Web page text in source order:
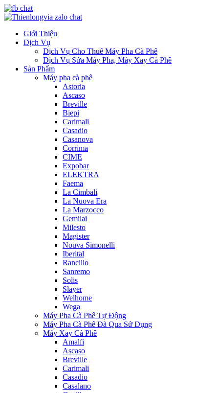
Giới Thiệu
Dịch Vụ
Dịch Vụ Cho Thuê Máy Pha Cà Phê
Dịch Vụ Sửa Máy Pha, Máy Xay Cà Phê
Sản Phẩm
Máy pha cà phê
Astoria
Ascaso
Breville
Biepi
Carimali
Casadio
Casanova
Corrima
CIME
Expobar
ELEKTRA
Faema
La Cimbali
La Nuova Era
La Marzocco
Gemilai
Milesto
Magister
Nouva Simonelli
Iberital
Rancilio
Sanremo
Solis
Slayer
Welhome
Wega
Máy Pha Cà Phê Tự Động
Máy Pha Cà Phê Đã Qua Sử Dụng
Máy Xay Cà Phê
Amalfi
Ascaso
Breville
Carimali
Casadio
Casalano